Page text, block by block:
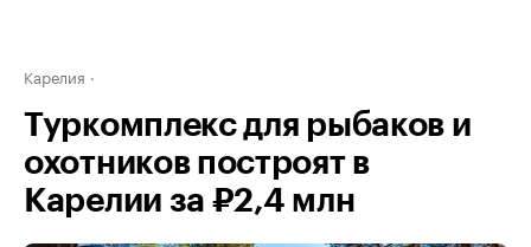
Карелия
Туркомплекс для рыбаков и
охотников построят в
Карелии за ₽2,4 млн